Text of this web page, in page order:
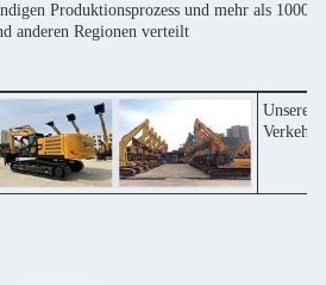
Produktionsprozess und mehr als 1000
anderen Regionen verteilt
Unsere